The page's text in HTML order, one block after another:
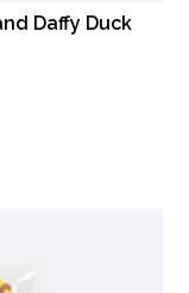
Daffy Duck